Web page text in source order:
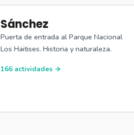
Sánchez
Puerta de entrada al Parque Nacional
Los Haitises. Historia y naturaleza.
166 actividades →